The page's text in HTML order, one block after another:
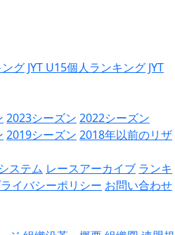
ング JYT U15個人ランキング JYT
2023シーズン 2022シーズン
2019シーズン 2018年以前のリザ
ステム レースアーカイブ ランキ
イバシーポリシー お問い合わせ